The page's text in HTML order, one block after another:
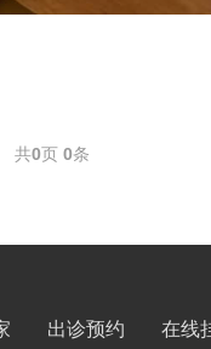
共0页 0条
出诊预约 在线